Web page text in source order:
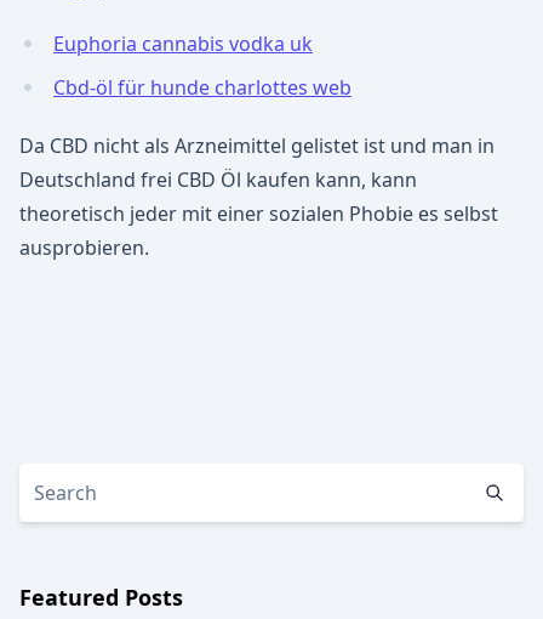
Euphoria cannabis vodka uk
Cbd-öl für hunde charlottes web
Da CBD nicht als Arzneimittel gelistet ist und man in
Deutschland frei CBD Öl kaufen kann, kann
theoretisch jeder mit einer sozialen Phobie es selbst
ausprobieren.
Featured Posts